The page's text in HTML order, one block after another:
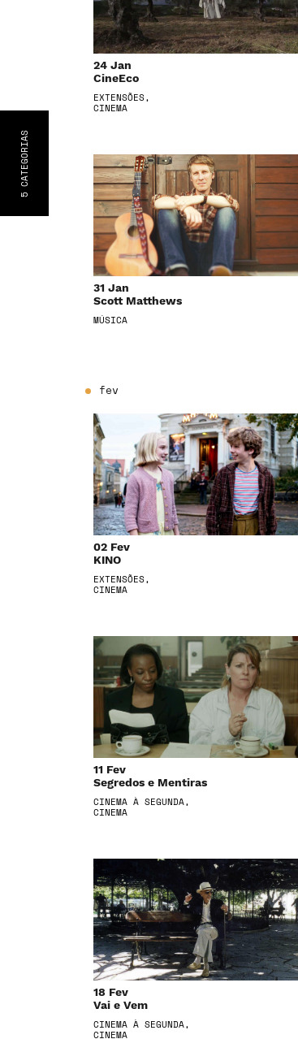
5
CATEGORIA
S
24 Jan
CineEco
EXTENSÕES,
CINEMA
31 Jan
Scott Matthews
MÚSICA
fev
02 Fev
KINO
EXTENSÕES,
CINEMA
11 Fev
Segredos e Mentiras
CINEMA À SEGUNDA,
CINEMA
18 Fev
Vai e Vem
CINEMA À SEGUNDA,
CINEMA